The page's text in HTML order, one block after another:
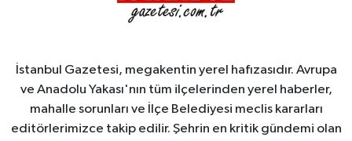
İstanbul Gazetesi, megakentin yerel hafızasıdır. Avrupa
ve Anadolu Yakası'nın tüm ilçelerinden yerel haberler,
mahalle sorunları ve İlçe Belediyesi meclis kararları
editörlerimizce takip edilir. Şehrin en kritik gündemi olan